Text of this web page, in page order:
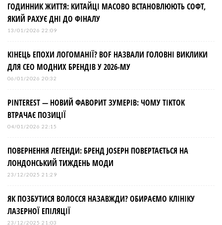
ГОДИННИК ЖИТТЯ: КИТАЙЦІ МАСОВО ВСТАНОВЛЮЮТЬ СОФТ,
ЯКИЙ РАХУЄ ДНІ ДО ФІНАЛУ
13/01/2026 22:09
КІНЕЦЬ ЕПОХИ ЛОГОМАНІЇ? BOF НАЗВАЛИ ГОЛОВНІ ВИКЛИКИ
ДЛЯ СЕО МОДНИХ БРЕНДІВ У 2026-МУ
06/01/2026 20:32
PINTEREST — НОВИЙ ФАВОРИТ ЗУМЕРІВ: ЧОМУ TIKTOK
ВТРАЧАЄ ПОЗИЦІЇ
04/01/2026 22:15
ПОВЕРНЕННЯ ЛЕГЕНДИ: БРЕНД JOSEPH ПОВЕРТАЄТЬСЯ НА
ЛОНДОНСЬКИЙ ТИЖДЕНЬ МОДИ
23/12/2025 21:29
ЯК ПОЗБУТИСЯ ВОЛОССЯ НАЗАВЖДИ? ОБИРАЄМО КЛІНІКУ
ЛАЗЕРНОЇ ЕПІЛЯЦІЇ
23/12/2025 21:03